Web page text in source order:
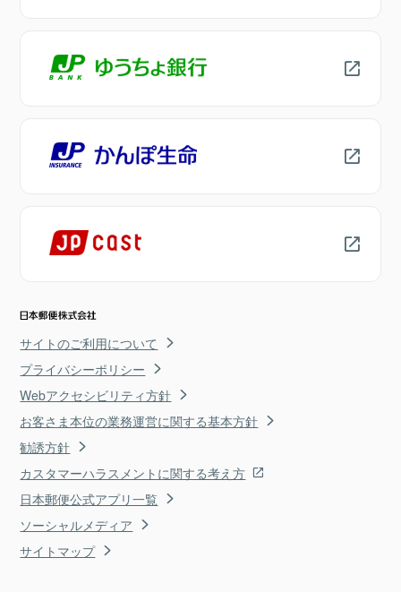
サイトのご利用について
プライバシーポリシー
Webアクセシビリティ方針
お客さま本位の業務運営に関する基本方針
勧誘方針
カスタマーハラスメントに関する考え方
日本郵便公式アプリ一覧
ソーシャルメディア
サイトマップ